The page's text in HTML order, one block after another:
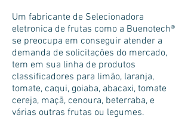
Um fabricante de Selecionadora
eletronica de frutas como a Buenotech®
se preocupa em conseguir atender a
demanda de solicitações do mercado,
tem em sua linha de produtos
classificadores para limão, laranja,
tomate, caqui, goiaba, abacaxi, tomate
cereja, maçã, cenoura, beterraba, e
várias outras frutas ou legumes.